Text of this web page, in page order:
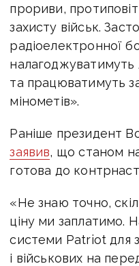
прориви,
захисту військ.
радіоелектронної
налагоджуватимуть
та працюватимуть
мінометів».
Раніше президент
заявив, що станом
готова до
«Не знаю точно,
ціну ми заплатимо.
системи Patriot для
і військових на